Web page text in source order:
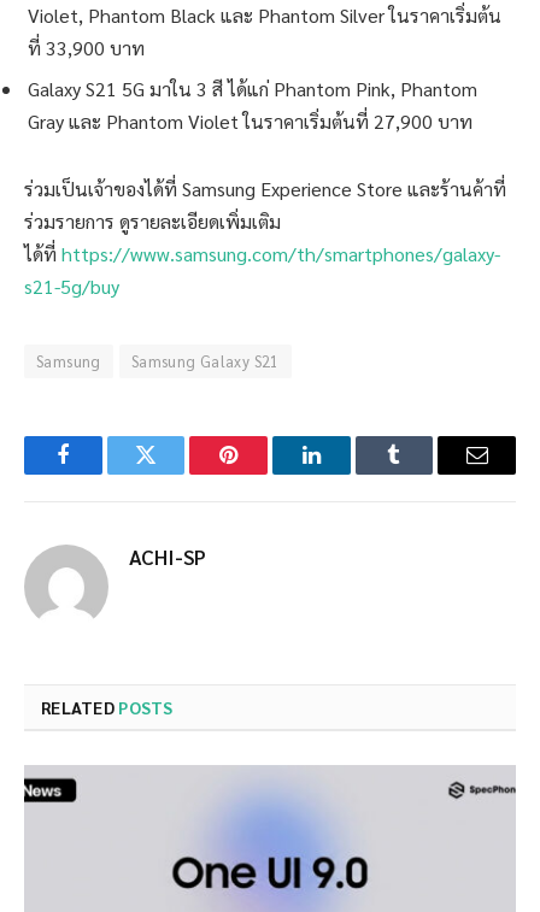
Violet, Phantom Black และ Phantom Silver ในราคาเริ่มต้น
ที่ 33,900 บาท
Galaxy S21 5G มาใน 3 สี ได้แก่ Phantom Pink, Phantom
Gray และ Phantom Violet ในราคาเริ่มต้นที่ 27,900 บาท
ร่วมเป็นเจ้าของได้ที่ Samsung Experience Store และร้านค้าที่
ร่วมรายการ ดูรายละเอียดเพิ่มเติม
ได้ที่ https://www.samsung.com/th/smartphones/galaxy-
s21-5g/buy
Samsung Samsung Galaxy S21
FacebookTwitter Pinterest LinkedInTumblr Email
ACHI-SP
RELATED POSTS